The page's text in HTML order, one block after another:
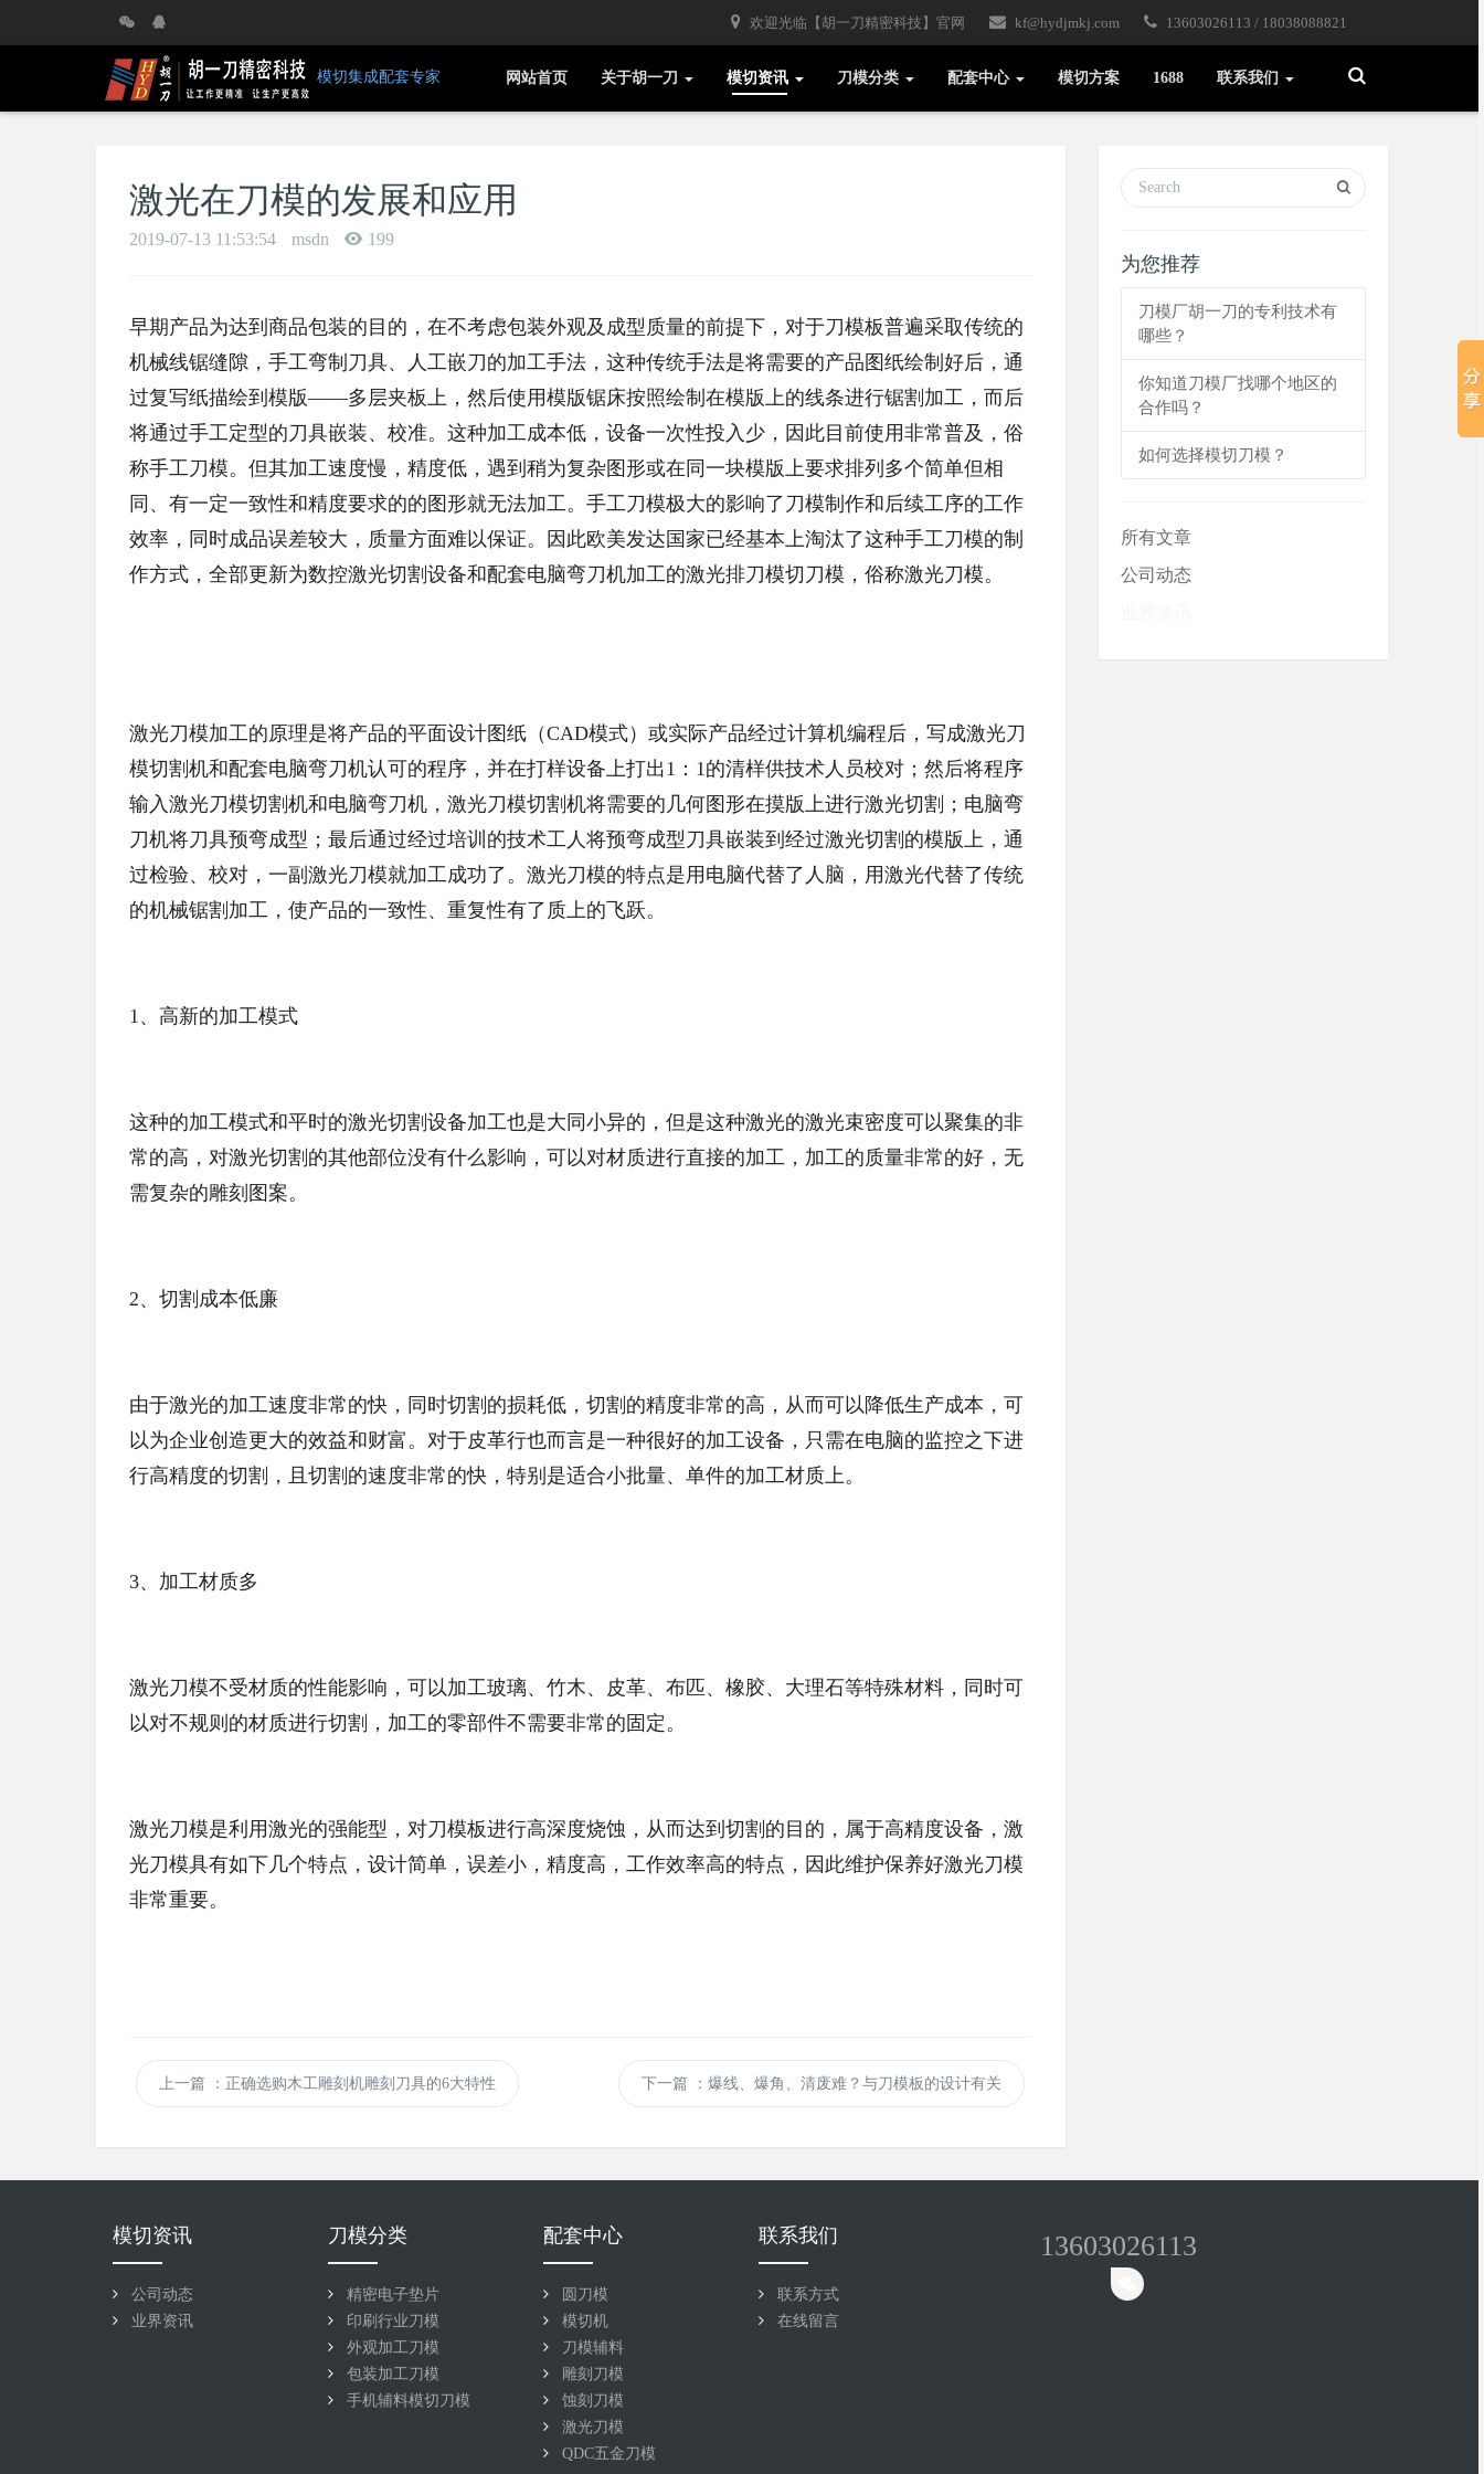
欢迎光临【胡一刀精密科技】官网 kf@hydjmkj.com 13603026113 / 18038088821
模切集成配套专家 Toggle
Search
网站首页 关于胡一刀 模切资讯 刀模分类 配套中心 模切方案 1688 联系我们
激光在刀模的发展和应用
2019-07-13 11:53:54 msdn 199
早期产品为达到商品包装的目的，在不考虑包装外观及成型质量的前提下，对于刀模板普遍采取传统的
机械线锯缝隙，手工弯制刀具、人工嵌刀的加工手法，这种传统手法是将需要的产品图纸绘制好后，通
过复写纸描绘到模版——多层夹板上，然后使用模版锯床按照绘制在模版上的线条进行锯割加工，而后
将通过手工定型的刀具嵌装、校准。这种加工成本低，设备一次性投入少，因此目前使用非常普及，俗
称手工刀模。但其加工速度慢，精度低，遇到稍为复杂图形或在同一块模版上要求排列多个简单但相
同、有一定一致性和精度要求的的图形就无法加工。手工刀模极大的影响了刀模制作和后续工序的工作
效率，同时成品误差较大，质量方面难以保证。因此欧美发达国家已经基本上淘汰了这种手工刀模的制
作方式，全部更新为数控激光切割设备和配套电脑弯刀机加工的激光排刀模切刀模，俗称激光刀模。
激光刀模加工的原理是将产品的平面设计图纸（CAD模式）或实际产品经过计算机编程后，写成激光刀
模切割机和配套电脑弯刀机认可的程序，并在打样设备上打出1：1的清样供技术人员校对；然后将程序
输入激光刀模切割机和电脑弯刀机，激光刀模切割机将需要的几何图形在摸版上进行激光切割；电脑弯
刀机将刀具预弯成型；最后通过经过培训的技术工人将预弯成型刀具嵌装到经过激光切割的模版上，通
过检验、校对，一副激光刀模就加工成功了。激光刀模的特点是用电脑代替了人脑，用激光代替了传统
的机械锯割加工，使产品的一致性、重复性有了质上的飞跃。
1、高新的加工模式
这种的加工模式和平时的激光切割设备加工也是大同小异的，但是这种激光的激光束密度可以聚集的非
常的高，对激光切割的其他部位没有什么影响，可以对材质进行直接的加工，加工的质量非常的好，无
需复杂的雕刻图案。
2、切割成本低廉
由于激光的加工速度非常的快，同时切割的损耗低，切割的精度非常的高，从而可以降低生产成本，可
以为企业创造更大的效益和财富。对于皮革行也而言是一种很好的加工设备，只需在电脑的监控之下进
行高精度的切割，且切割的速度非常的快，特别是适合小批量、单件的加工材质上。
3、加工材质多
激光刀模不受材质的性能影响，可以加工玻璃、竹木、皮革、布匹、橡胶、大理石等特殊材料，同时可
以对不规则的材质进行切割，加工的零部件不需要非常的固定。
激光刀模是利用激光的强能型，对刀模板进行高深度烧蚀，从而达到切割的目的，属于高精度设备，激
光刀模具有如下几个特点，设计简单，误差小，精度高，工作效率高的特点，因此维护保养好激光刀模
非常重要。
上一篇 ：正确选购木工雕刻机雕刻刀具的6大特性 下一篇 ：爆线、爆角、清废难？与刀模板的设计有关
为您推荐
刀模厂胡一刀的专利技术有
哪些？
你知道刀模厂找哪个地区的
合作吗？
如何选择模切刀模？
所有文章
公司动态
模切资讯
公司动态
业界资讯
刀模分类
精密电子垫片
印刷行业刀模
外观加工刀模
包装加工刀模
手机辅料模切刀模
配套中心
圆刀模
模切机
刀模辅料
雕刻刀模
蚀刻刀模
激光刀模
QDC五金刀模
联系我们
联系方式
在线留言
13603026113